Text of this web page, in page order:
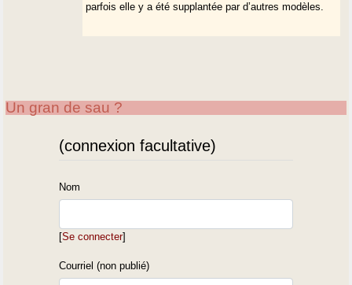
parfois elle y a été supplantée par d’autres modèles.
Un gran de sau ?
(connexion facultative)
Nom
[Se connecter]
Courriel (non publié)